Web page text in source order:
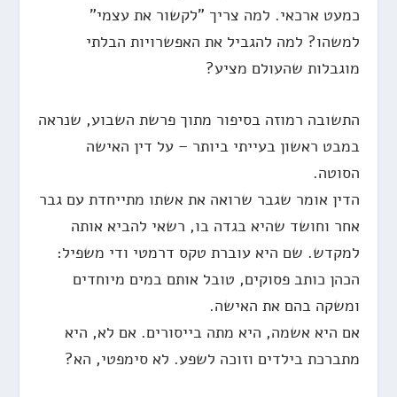
כמעט ארכאי. למה צריך "לקשור את עצמי"
למשהו? למה להגביל את האפשרויות הבלתי
מוגבלות שהעולם מציע?
התשובה רמוזה בסיפור מתוך פרשת השבוע, שנראה
במבט ראשון בעייתי ביותר – על דין האישה
הסוטה.
הדין אומר שגבר שרואה את אשתו מתייחדת עם גבר
אחר וחושד שהיא בגדה בו, רשאי להביא אותה
למקדש. שם היא עוברת טקס דרמטי ודי משפיל:
הכהן כותב פסוקים, טובל אותם במים מיוחדים
ומשקה בהם את האישה.
אם היא אשמה, היא מתה בייסורים. אם לא, היא
מתברכת בילדים וזוכה לשפע. לא סימפטי, הא?